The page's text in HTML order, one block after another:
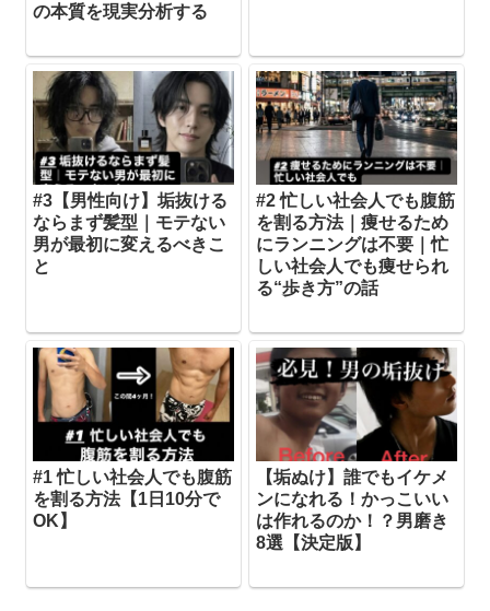
の本質を現実分析する
#3【男性向け】垢抜ける
ならまず髪型｜モテない
男が最初に変えるべきこ
と
#2 忙しい社会人でも腹筋
を割る方法｜痩せるため
にランニングは不要｜忙
しい社会人でも痩せられ
る“歩き方”の話
#1 忙しい社会人でも腹筋
を割る方法【1日10分で
OK】
【垢ぬけ】誰でもイケメ
ンになれる！かっこいい
は作れるのか！？男磨き
8選【決定版】